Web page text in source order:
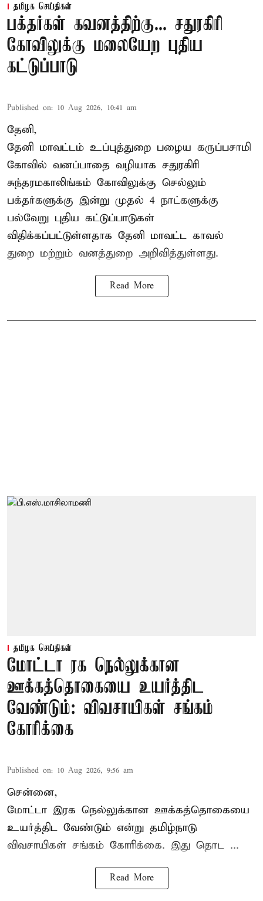
தமிழக செய்திகள்
பக்தர்கள் கவனத்திற்கு... சதுரகிரி
கோவிலுக்கு மலையேற புதிய
கட்டுப்பாடு
Published on: 10 Aug 2026, 10:41 am
தேனி,
தேனி மாவட்டம் உப்புத்துறை பழைய கருப்பசாமி
கோவில் வனப்பாதை வழியாக சதுரகிரி
சுந்தரமகாலிங்கம் கோவிலுக்கு செல்லும்
பக்தர்களுக்கு இன்று முதல் 4 நாட்களுக்கு
பல்வேறு புதிய கட்டுப்பாடுகள்
விதிக்கப்பட்டுள்ளதாக தேனி மாவட்ட காவல்
துறை மற்றும் வனத்துறை அறிவித்துள்ளது.
Read More
தமிழக செய்திகள்
மோட்டா ரக நெல்லுக்கான
ஊக்கத்தொகையை உயர்த்திட
வேண்டும்: விவசாயிகள் சங்கம்
கோரிக்கை
Published on: 10 Aug 2026, 9:56 am
சென்னை,
மோட்டா இரக நெல்லுக்கான ஊக்கத்தொகையை
உயர்த்திட வேண்டும் என்று தமிழ்நாடு
விவசாயிகள் சங்கம் கோரிக்கை. இது தொட ...
Read More